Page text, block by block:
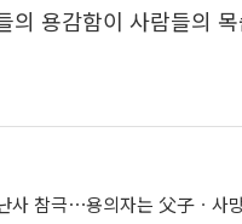
의 용감함이 사람들의